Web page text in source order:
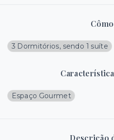
3 Dormitórios, sendo 1 suíte
Espaço Gourmet
Descrição